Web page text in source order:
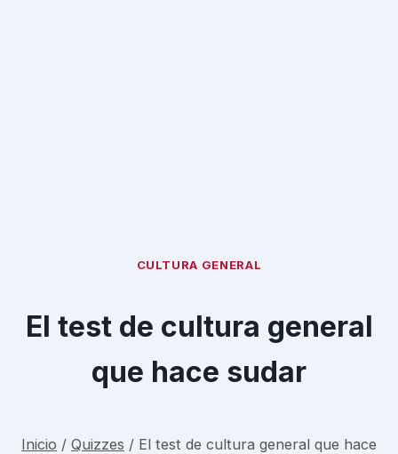
CULTURA GENERAL
El test de cultura general
que hace sudar
Inicio / Quizzes / El test de cultura general que hace